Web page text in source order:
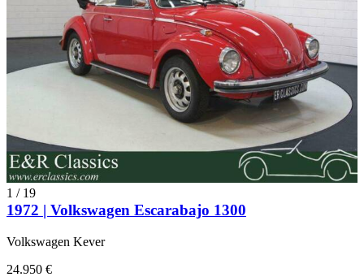
1 / 19
1972 | Volkswagen Escarabajo 1300
Volkswagen Kever
24.950 €